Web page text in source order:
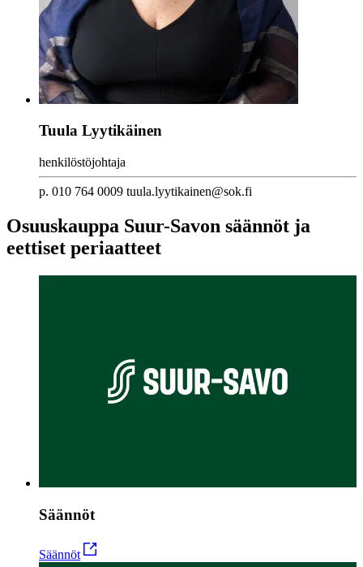
Tuula Lyytikäinen
henkilöstöjohtaja
p. 010 764 0009 tuula.lyytikainen@sok.fi
Osuuskauppa Suur-Savon säännöt ja
eettiset periaatteet
Säännöt
Säännöt